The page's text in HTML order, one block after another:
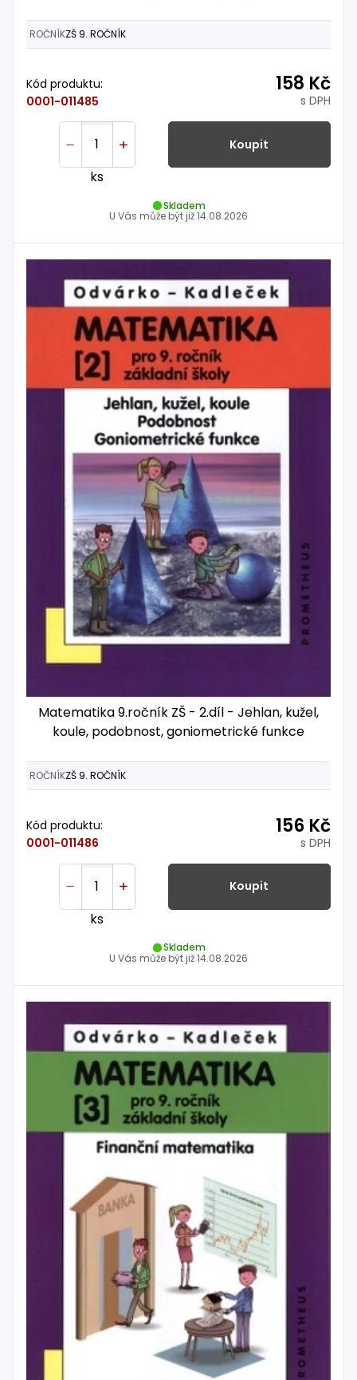
ROČNÍKZŠ 9. ROČNÍK
Kód produktu:
0001-011485
158 Kč
s DPH
ks
Koupit
Skladem
U Vás může být již14.08.2026
Matematika 9.ročník ZŠ - 2.díl - Jehlan, kužel,
koule, podobnost, goniometrické funkce
ROČNÍKZŠ 9. ROČNÍK
Kód produktu:
0001-011486
156 Kč
s DPH
ks
Koupit
Skladem
U Vás může být již14.08.2026